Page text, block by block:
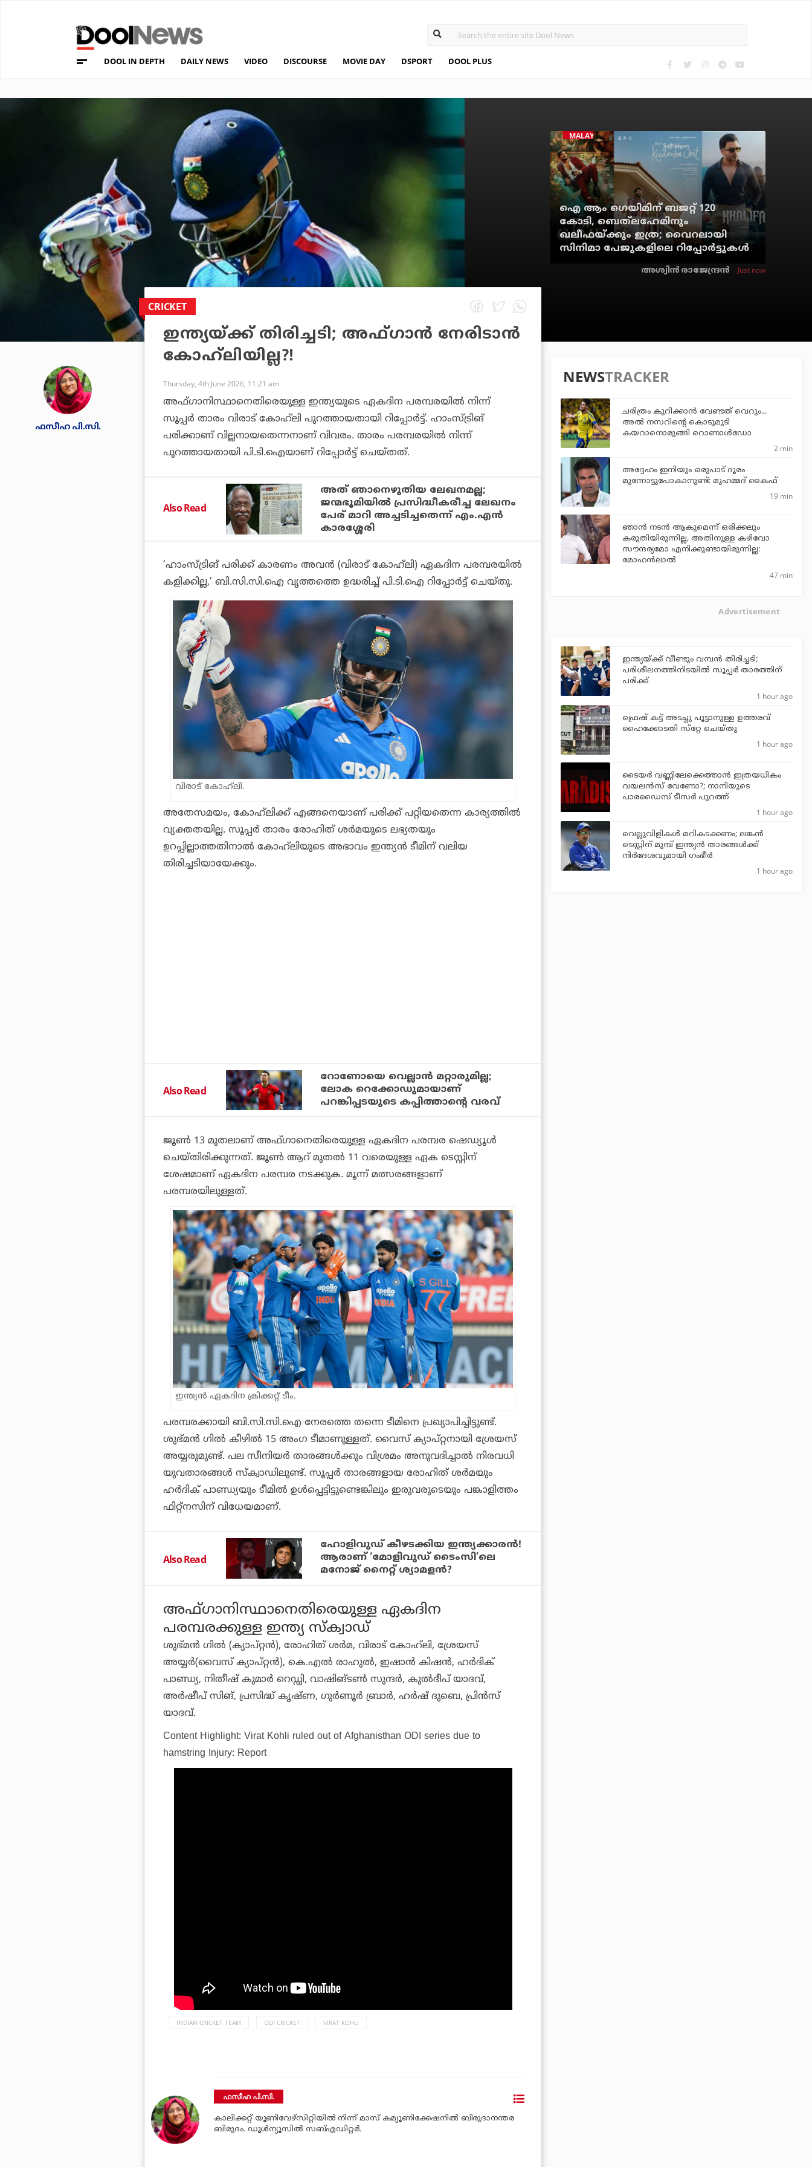
DOOL IN DEPTH DAILY NEWS VIDEO DISCOURSE MOVIE DAY DSPORT DOOL PLUS
MALAYALAM CINEMA
ഐ ആം ഗെയിമിന് ബജറ്റ് 120
കോടി, ബെത്‌ലഹേമിനും
ഖലീഫയ്ക്കും ഇത്ര; വൈറലായി
സിനിമാ പേജുകളിലെ റിപ്പോര്‍ട്ടുകള്‍
അശ്വിന്‍ രാജേന്ദ്രന്‍ Just now
ഫസീഹ പി.സി.
CRICKET
ഇന്ത്യയ്ക്ക് തിരിച്ചടി; അഫ്ഗാന്‍ നേരിടാന്‍
കോഹ്‌ലിയില്ല?!
Thursday, 4th June 2026, 11:21 am
അഫ്ഗാനിസ്ഥാനെതിരെയുള്ള ഇന്ത്യയുടെ ഏകദിന പരമ്പരയില്‍ നിന്ന്
സൂപ്പര്‍ താരം വിരാട് കോഹ്‌ലി പുറത്തായതായി റിപ്പോര്‍ട്ട്. ഹാംസ്ട്രിങ്
പരിക്കാണ് വില്ലനായതെന്നനാണ് വിവരം. താരം പരമ്പരയില്‍ നിന്ന്
പുറത്തായതായി പി.ടി.ഐയാണ് റിപ്പോര്‍ട്ട് ചെയ്തത്.
Also Read
അത് ഞാനെഴുതിയ ലേഖനമല്ല;
ജന്മഭൂമിയില്‍ പ്രസിദ്ധീകരീച്ച ലേഖനം
പേര് മാറി അച്ചടിച്ചതെന്ന് എം.എന്‍
കാരശ്ശേരി
‘ഹാംസ്ട്രിങ് പരിക്ക് കാരണം അവന്‍ (വിരാട് കോഹ്‌ലി) ഏകദിന പരമ്പരയില്‍
കളിക്കില്ല,’ ബി.സി.സി.ഐ വൃത്തത്തെ ഉദ്ധരിച്ച് പി.ടി.ഐ റിപ്പോര്‍ട്ട് ചെയ്തു.
വിരാട് കോഹ്‌ലി.
അതേസമയം, കോഹ്‌ലിക്ക് എങ്ങനെയാണ് പരിക്ക് പറ്റിയതെന്ന കാര്യത്തില്‍
വ്യക്തതയില്ല. സൂപ്പര്‍ താരം രോഹിത് ശര്‍മയുടെ ലഭ്യതയും
ഉറപ്പില്ലാത്തതിനാല്‍ കോഹ്‌ലിയുടെ അഭാവം ഇന്ത്യന്‍ ടീമിന് വലിയ
തിരിച്ചടിയായേക്കും.
Also Read
റോണോയെ വെല്ലാന്‍ മറ്റാരുമില്ല;
ലോക റെക്കോഡുമായാണ്
പറങ്കിപ്പടയുടെ കപ്പിത്താന്റെ വരവ്
ജൂണ്‍ 13 മുതലാണ് അഫ്ഗാനെതിരെയുള്ള ഏകദിന പരമ്പര ഷെഡ്യൂള്‍
ചെയ്തിരിക്കുന്നത്. ജൂണ്‍ ആറ് മുതല്‍ 11 വരെയുള്ള ഏക ടെസ്റ്റിന്
ശേഷമാണ് ഏകദിന പരമ്പര നടക്കുക. മൂന്ന് മത്സരങ്ങളാണ്
പരമ്പരയിലുള്ളത്.
ഇന്ത്യൻ ഏകദിന ക്രിക്കറ്റ് ടീം.
പരമ്പരക്കായി ബി.സി.സി.ഐ നേരത്തെ തന്നെ ടീമിനെ പ്രഖ്യാപിച്ചിട്ടുണ്ട്.
ശുഭ്മന്‍ ഗില്‍ കീഴില്‍ 15 അംഗ ടീമാണുള്ളത്. വൈസ് ക്യാപ്റ്റനായി ശ്രേയസ്
അയ്യരുമുണ്ട്. പല സീനിയര്‍ താരങ്ങള്‍ക്കും വിശ്രമം അനുവദിച്ചാല്‍ നിരവധി
യുവതാരങ്ങള്‍ സ്‌ക്വാഡിലുണ്ട്. സൂപ്പര്‍ താരങ്ങളായ രോഹിത് ശര്‍മയും
ഹര്‍ദിക് പാണ്ഡ്യയും ടീമില്‍ ഉള്‍പ്പെട്ടിട്ടുണ്ടെങ്കിലും ഇരുവരുടെയും പങ്കാളിത്തം
ഫിറ്റ്‌നസിന് വിധേയമാണ്.
Also Read
ഹോളിവുഡ് കീഴടക്കിയ ഇന്ത്യക്കാരൻ!
ആരാണ് ‘മോളിവുഡ് ടൈംസി’ലെ
മനോജ് നൈറ്റ് ശ്യാമളൻ?
അഫ്ഗാനിസ്ഥാനെതിരെയുള്ള ഏകദിന
പരമ്പരക്കുള്ള ഇന്ത്യ സ്‌ക്വാഡ്
ശുഭ്മന്‍ ഗില്‍ (ക്യാപ്റ്റന്‍), രോഹിത് ശര്‍മ, വിരാട് കോഹ്‌ലി, ശ്രേയസ്
അയ്യര്‍(വൈസ് ക്യാപ്റ്റന്‍), കെ.എല്‍ രാഹുല്‍, ഇഷാന്‍ കിഷന്‍, ഹര്‍ദിക്
പാണ്ഡ്യ, നിതീഷ് കുമാര്‍ റെഡ്ഡി, വാഷിങ്ടണ്‍ സുന്ദര്‍, കുല്‍ദീപ് യാദവ്,
അര്‍ഷീപ് സിങ്, പ്രസിദ്ധ് കൃഷ്ണ, ഗുര്‍ണൂര്‍ ബ്രാര്‍, ഹര്‍ഷ് ദുബെ, പ്രിന്‍സ്
യാദവ്.
Content Highlight: Virat Kohli ruled out of Afghanisthan ODI series due to
hamstring Injury: Report
INDIAN CRICKET TEAM ODI CRICKET VIRAT KOHLI
ഫസീഹ പി.സി.
കാലിക്കറ്റ് യൂണിവേഴ്‌സിറ്റിയില്‍ നിന്ന് മാസ് കമ്യൂണിക്കേഷനില്‍ ബിരുദാനന്തര
ബിരുദം. ഡൂള്‍ന്യൂസില്‍ സബ്എഡിറ്റര്‍.
NEWSTRACKER
ചരിത്രം കുറിക്കാന്‍ വേണ്ടത് വെറും...
അല്‍ നസറിന്റെ കൊടുമുടി
കയറാനൊരുങ്ങി റൊണാള്‍ഡോ
2 min
അദ്ദേഹം ഇനിയും ഒരുപാട് ദൂരം
മുന്നോട്ടുപോകാനുണ്ട്: മുഹമ്മദ് കൈഫ്
19 min
ഞാൻ നടൻ ആകുമെന്ന് ഒരിക്കലും
കരുതിയിരുന്നില്ല, അതിനുള്ള കഴിവോ
സൗന്ദര്യമോ എനിക്കുണ്ടായിരുന്നില്ല:
മോഹൻലാൽ
47 min
Advertisement
ഇന്ത്യയ്ക്ക് വീണ്ടും വമ്പന്‍ തിരിച്ചടി;
പരിശീലനത്തിനിടയില്‍ സൂപ്പര്‍ താരത്തിന്
പരിക്ക്
1 hour ago
ഫ്രെഷ് കട്ട് അടച്ചു പൂട്ടാനുള്ള ഉത്തരവ്
ഹൈക്കോടതി സ്‌റ്റേ ചെയ്തു
1 hour ago
ടൈയര്‍ വണ്ണിലേക്കെത്താന്‍ ഇത്രയധികം
വയലന്‍സ് വേണോ?; നാനിയുടെ
പാരഡൈസ് ടീസര്‍ പുറത്ത്
1 hour ago
വെല്ലുവിളികള്‍ മറികടക്കണം; ലങ്കന്‍
ടെസ്റ്റിന് മുമ്പ് ഇന്ത്യന്‍ താരങ്ങള്‍ക്ക്
നിര്‍ദേശവുമായി ഗംഭീര്‍
1 hour ago